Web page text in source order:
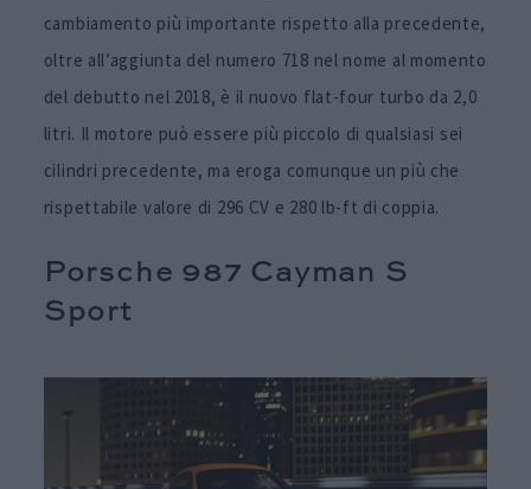
cambiamento più importante rispetto alla precedente,
oltre all’aggiunta del numero 718 nel nome al momento
del debutto nel 2018, è il nuovo flat-four turbo da 2,0
litri. Il motore può essere più piccolo di qualsiasi sei
cilindri precedente, ma eroga comunque un più che
rispettabile valore di 296 CV e 280 lb-ft di coppia.
Porsche 987 Cayman S
Sport